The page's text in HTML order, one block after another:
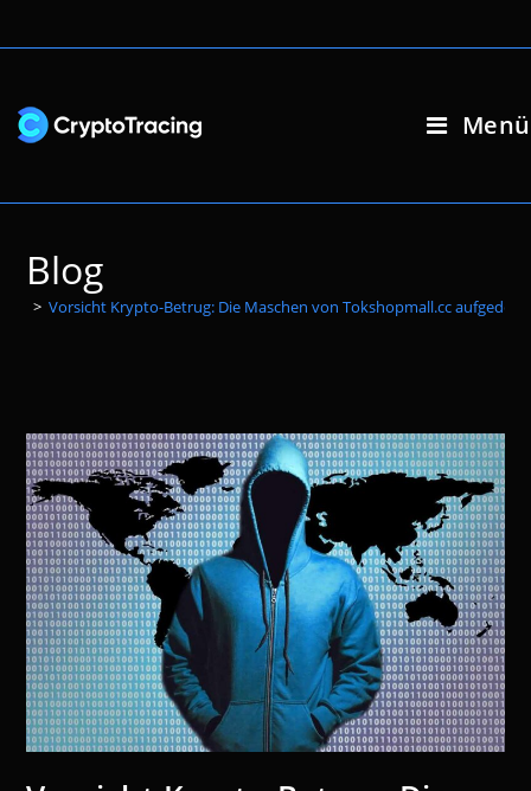
Inhalt
Menü
Blog
> Vorsicht Krypto-Betrug: Die Maschen von Tokshopmall.cc